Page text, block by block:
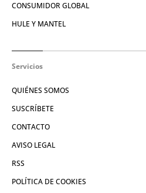
CONSUMIDOR GLOBAL
HULE Y MANTEL
Servicios
QUIÉNES SOMOS
SUSCRÍBETE
CONTACTO
AVISO LEGAL
RSS
POLÍTICA DE COOKIES